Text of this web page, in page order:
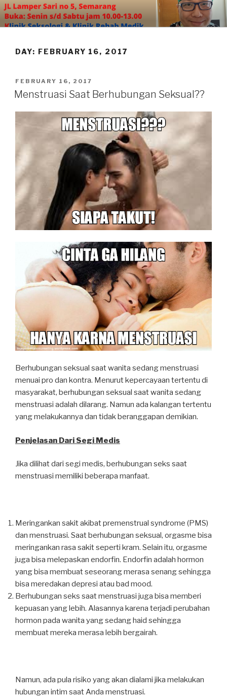
Skip
to
content
DAY: FEBRUARY 16, 2017
POSTED
ON
FEBRUARY 16, 2017
Menstruasi Saat Berhubungan Seksual??
Berhubungan seksual saat wanita sedang menstruasi
menuai pro dan kontra. Menurut kepercayaan tertentu di
masyarakat, berhubungan seksual saat wanita sedang
menstruasi adalah dilarang. Namun ada kalangan tertentu
yang melakukannya dan tidak beranggapan demikian.
Penjelasan Dari Segi Medis
Jika dilihat dari segi medis, berhubungan seks saat
menstruasi memiliki beberapa manfaat.
Meringankan sakit akibat premenstrual syndrome (PMS)
dan menstruasi. Saat berhubungan seksual, orgasme bisa
meringankan rasa sakit seperti kram. Selain itu, orgasme
juga bisa melepaskan endorfin. Endorfin adalah hormon
yang bisa membuat seseorang merasa senang sehingga
bisa meredakan depresi atau bad mood.
Berhubungan seks saat menstruasi juga bisa memberi
kepuasan yang lebih. Alasannya karena terjadi perubahan
hormon pada wanita yang sedang haid sehingga
membuat mereka merasa lebih bergairah.
Namun, ada pula risiko yang akan dialami jika melakukan
hubungan intim saat Anda menstruasi.